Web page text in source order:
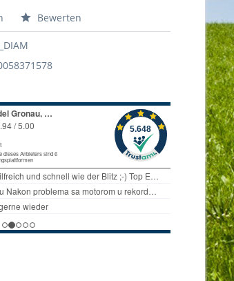
Bewerten